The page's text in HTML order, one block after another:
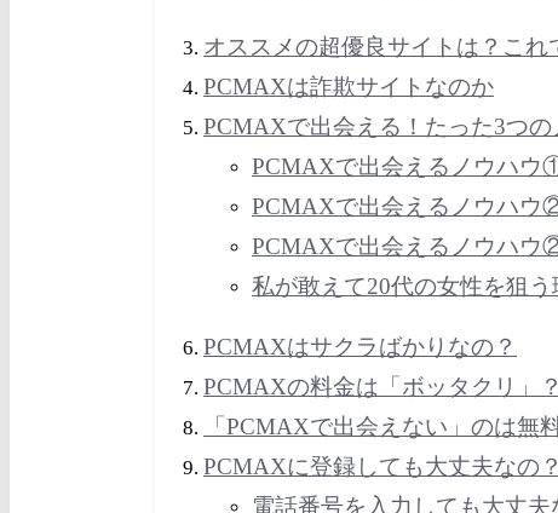
オススメの超優良サイトは？こ
PCMAXは詐欺サイトなのか
PCMAXで出会える！たった3つの
PCMAXで出会えるノウハウ
PCMAXで出会えるノウハウ
PCMAXで出会えるノウハウ
私が敢えて20代の女性を狙う
PCMAXはサクラばかりなの？
PCMAXの料金は「ボッタクリ」？
「PCMAXで出会えない」のは無
PCMAXに登録しても大丈夫なの
電話番号を入力しても大丈夫